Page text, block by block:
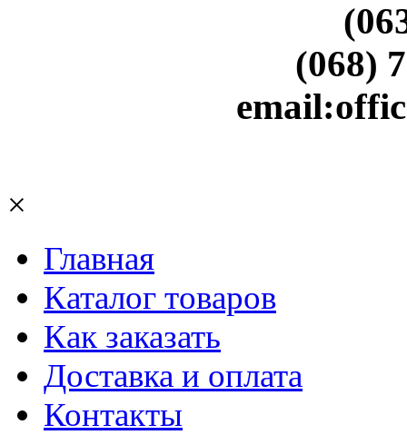
(068)
×
Главная
Каталог товаров
Как заказать
Доставка и оплата
Контакты